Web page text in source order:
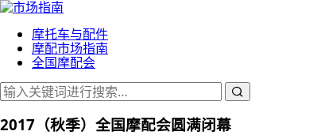
摩托车与配件
摩配市场指南
全国摩配会
2017（秋季）全国摩配会圆满闭幕